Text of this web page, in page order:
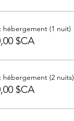
hébergement (1 nuit)
$CA
hébergement (2 nuits)
$CA